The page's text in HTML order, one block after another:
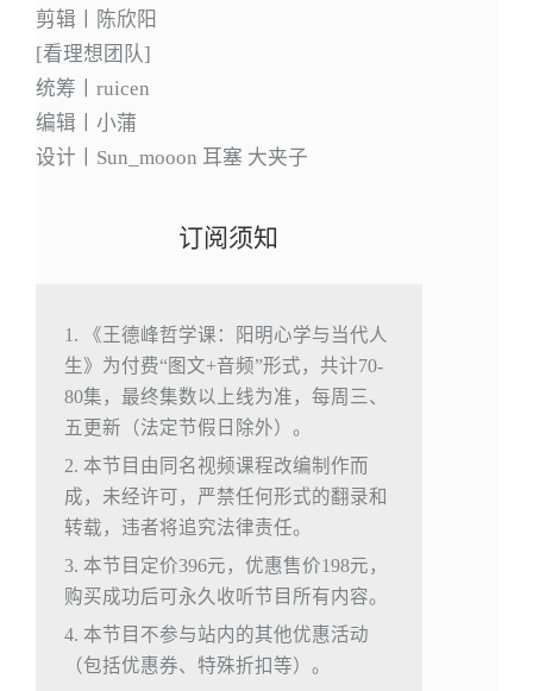
剪辑丨陈欣阳
[看理想团队]
统筹丨ruicen
编辑丨小蒲
设计丨Sun_mooon 耳塞 大夹子
订阅须知
1. 《王德峰哲学课：阳明心学与当代人
生》为付费“图文+音频”形式，共计70-
80集，最终集数以上线为准，每周三、
五更新（法定节假日除外）。
2. 本节目由同名视频课程改编制作而
成，未经许可，严禁任何形式的翻录和
转载，违者将追究法律责任。
3. 本节目定价396元，优惠售价198元，
购买成功后可永久收听节目所有内容。
4. 本节目不参与站内的其他优惠活动
（包括优惠券、特殊折扣等）。